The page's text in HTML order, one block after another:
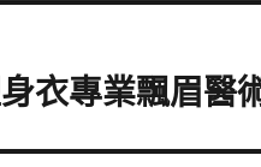
衣專業飄眉醫